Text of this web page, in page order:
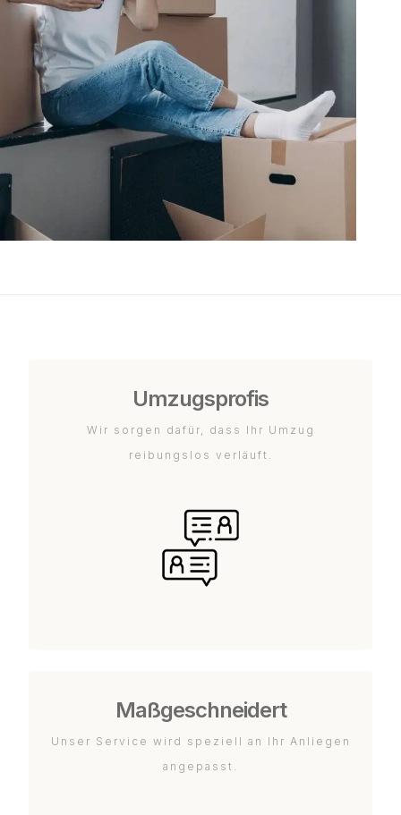
Umzugsprofis
Wir sorgen dafür, dass Ihr Umzug
reibungslos verläuft.
Maßgeschneidert
Unser Service wird speziell an Ihr Anliegen
angepasst.